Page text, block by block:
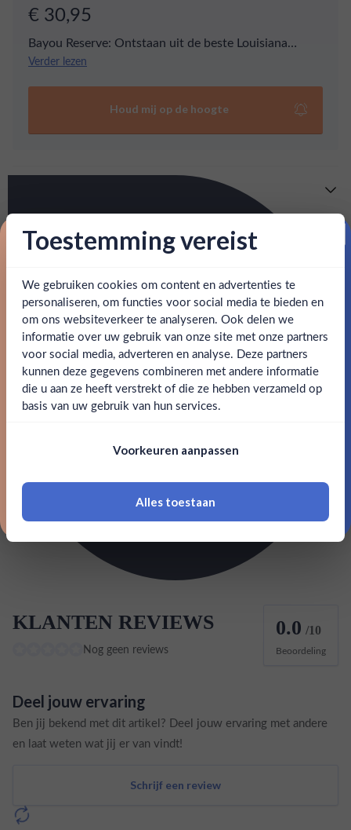
Ben jij 18 jaar of ouder?
Ja Nee
18 jaar of ouder zijn
€ 30,95
Bayou Reserve: Ontstaan uit de beste Louisiana
suikerriet, deze verfijnde rum pronkt met toffee,
hart van de Bayou.
Verder lezen
Houd mij op de hoogte
Snelle levering: voor 15:00, morgen in huis (uitzondering bij
Behulpzameen goed bereikbare klantenservice.
Over Bayou Reserve
Bayou Reserve: Ontstaan uit de beste Louisiana suikerriet,
deze verfijnde rum pronkt met toffee, eiken en kruidnagel
op het gehemelte. Bayou Reserve biedt een heerlijk
authentieke smaakervaring uit het hart van de Bayou.
SPECIFICATIES
Alcohol 40.00%
Verenigde Staten
KLANTEN REVIEWS
Nog geen reviews
0.0 /10
Beoordeling
Deel jouw ervaring
Ben jij bekend met dit artikel? Deel jouw ervaring met andere
en laat weten wat jij er van vindt!
Schrijf een review
Toestemming vereist
We gebruiken cookies om content en advertenties te
personaliseren, om functies voor social media te bieden en
om ons websiteverkeer te analyseren. Ook delen we
informatie over uw gebruik van onze site met onze partners
voor social media, adverteren en analyse. Deze partners
kunnen deze gegevens combineren met andere informatie
die u aan ze heeft verstrekt of die ze hebben verzameld op
basis van uw gebruik van hun services.
Voorkeuren aanpassen
Alles toestaan
Proost op je eerste korting!
Schrijf je in en ontvang direct 5% korting op je eerste
bestelling.
Email
Claim mijn korting